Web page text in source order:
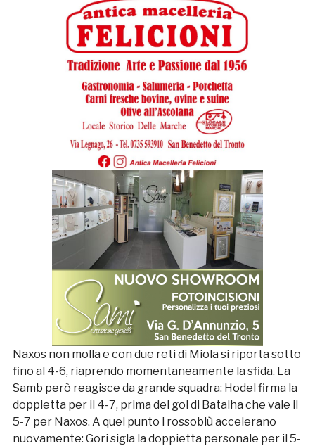
Naxos non molla e con due reti di Miola si riporta sotto
fino al 4-6, riaprendo momentaneamente la sfida. La
Samb però reagisce da grande squadra: Hodel firma la
doppietta per il 4-7, prima del gol di Batalha che vale il
5-7 per Naxos. A quel punto i rossoblù accelerano
nuovamente: Gori sigla la doppietta personale per il 5-